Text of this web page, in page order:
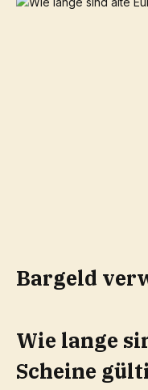
Bargeld
Wie lange
Scheine